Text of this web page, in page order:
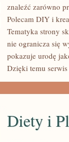
PROFESJONALNE
TRIKI
WIZAŻYSTÓW
znaleźć zarówno
Polecam DIY i
Tematyka strony
nie ogranicza się
pokazuje urodę
Dzięki temu
Diety i